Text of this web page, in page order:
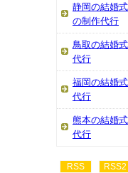
静岡の結婚
の制作代行
鳥取の結婚
代行
福岡の結婚
代行
熊本の結婚
代行
RSS RSS2